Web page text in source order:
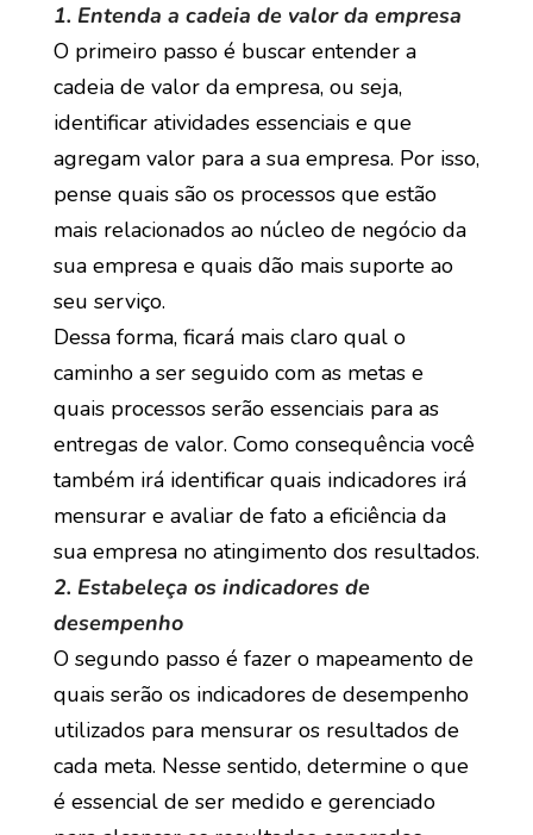
1. Entenda a cadeia de valor da empresa
O primeiro passo é buscar entender a
cadeia de valor da empresa, ou seja,
identificar atividades essenciais e que
agregam valor para a sua empresa. Por isso,
pense quais são os processos que estão
mais relacionados ao núcleo de negócio da
sua empresa e quais dão mais suporte ao
seu serviço.
Dessa forma, ficará mais claro qual o
caminho a ser seguido com as metas e
quais processos serão essenciais para as
entregas de valor. Como consequência você
também irá identificar quais indicadores irá
mensurar e avaliar de fato a eficiência da
sua empresa no atingimento dos resultados.
2. Estabeleça os indicadores de
desempenho
O segundo passo é fazer o mapeamento de
quais serão os indicadores de desempenho
utilizados para mensurar os resultados de
cada meta. Nesse sentido, determine o que
é essencial de ser medido e gerenciado